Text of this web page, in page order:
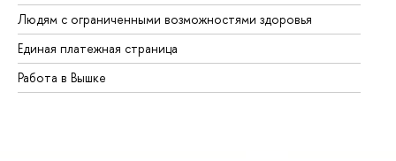
Людям с ограниченными возможностями здоровья
Единая платежная страница
Работа в Вышке